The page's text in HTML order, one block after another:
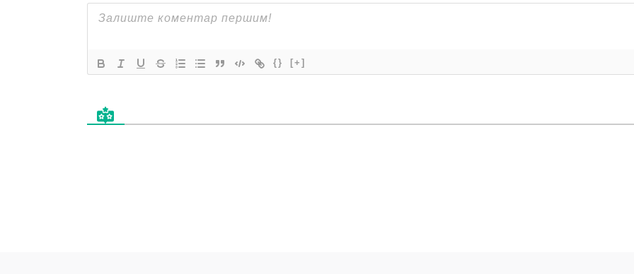
{} [+]